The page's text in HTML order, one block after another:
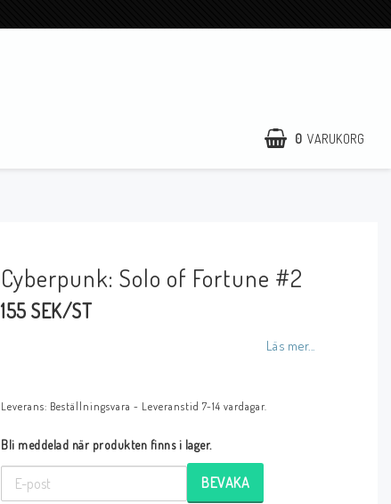
0 VARUKORG
Cyberpunk: Solo of Fortune #2
155 SEK/ST
Läs mer...
Leverans: Beställningsvara - Leveranstid 7-14 vardagar.
Bli meddelad när produkten finns i lager.
BEVAKA